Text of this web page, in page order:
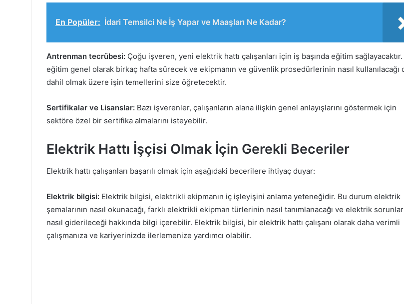
En Popüler: İdari Temsilci Ne İş Yapar ve Maaşları Ne Kadar?
Antrenman tecrübesi: Çoğu işveren, yeni elektrik hattı çalışanları için iş başında eğitim sağlayacaktır.
eğitim genel olarak birkaç hafta sürecek ve ekipmanın ve güvenlik prosedürlerinin nasıl kullanılacağı
dahil olmak üzere işin temellerini size öğretecektir.
Sertifikalar ve Lisanslar: Bazı işverenler, çalışanların alana ilişkin genel anlayışlarını göstermek için
sektöre özel bir sertifika almalarını isteyebilir.
Elektrik Hattı İşçisi Olmak İçin Gerekli Beceriler
Elektrik hattı çalışanları başarılı olmak için aşağıdaki becerilere ihtiyaç duyar:
Elektrik bilgisi: Elektrik bilgisi, elektrikli ekipmanın iç işleyişini anlama yeteneğidir. Bu durum elektrik
şemalarının nasıl okunacağı, farklı elektrikli ekipman türlerinin nasıl tanımlanacağı ve elektrik
nasıl giderileceği hakkında bilgi içerebilir. Elektrik bilgisi, bir elektrik hattı çalışanı olarak daha verimli
çalışmanıza ve kariyerinizde ilerlemenize yardımcı olabilir.